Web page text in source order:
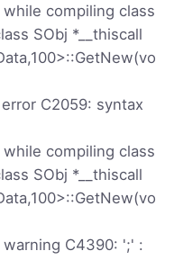
compiling class
SObj *__thiscall
C2059: syntax
compiling class
SObj *__thiscall
C4390: ';' :